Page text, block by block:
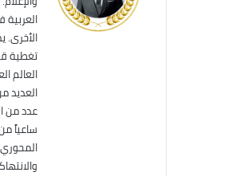
الأخرى.
تغطية
العالم
العديد
عدد من
ساعياً